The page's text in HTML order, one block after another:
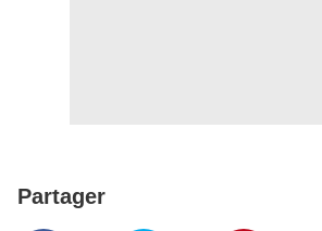
Partager